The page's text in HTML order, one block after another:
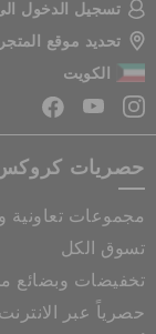
تسجيل الدخول
تحديد موقع المتجر
الكويت
حصريات
مجموعات تعاونية
تسوق الكل
تخفيضات وبضائع
حصرياً عبر الانترنت